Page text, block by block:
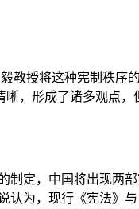
教授将这种宪制秩序
，形成了诸多观点，
定，中国将出现两
为，现行《宪法》与